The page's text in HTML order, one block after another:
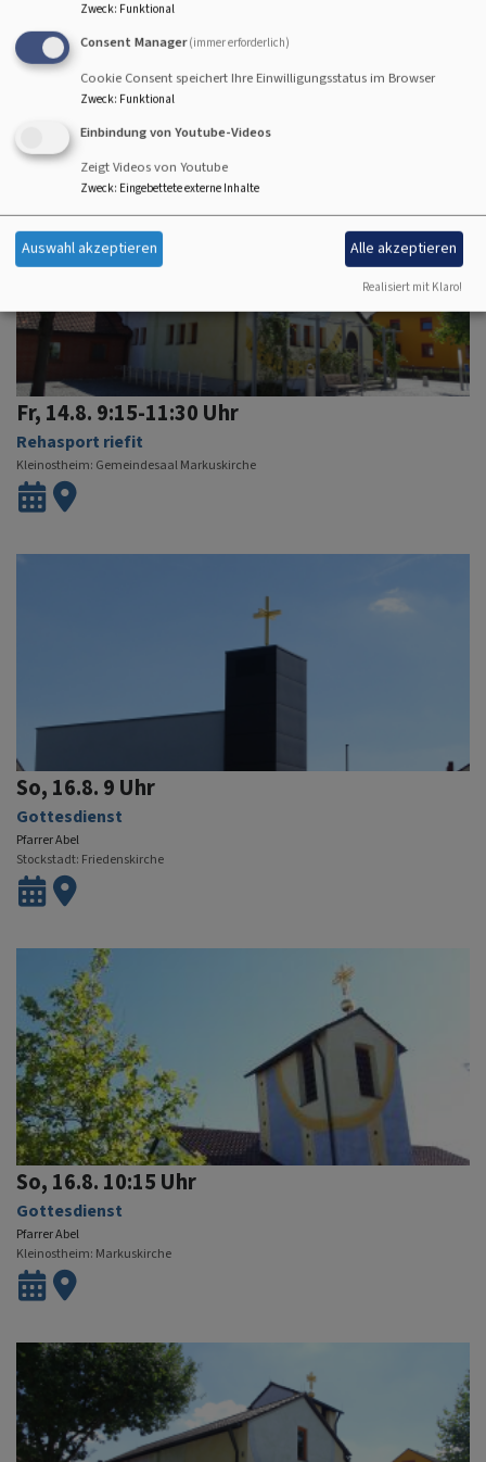
Do, 13.8. 19:30-21:30 Uhr
Treffen der Anonymen Alkoholiker
Mainaschaff Gemeindezentrum - kleiner Saal
Fr, 14.8. 9:15-11:30 Uhr
Rehasport riefit
Kleinostheim Gemeindesaal Markuskirche
So, 16.8. 9 Uhr
Gottesdienst
Pfarrer Abel
Stockstadt Friedenskirche
So, 16.8. 10:15 Uhr
Gottesdienst
Pfarrer Abel
Kleinostheim Markuskirche
Zweck: Funktional
Consent Manager (immer erforderlich)
Cookie Consent speichert Ihre Einwilligungsstatus im Browser
Zweck: Funktional
Einbindung von Youtube-Videos
Zeigt Videos von Youtube
Zweck: Eingebettete externe Inhalte
Auswahl akzeptieren Alle akzeptieren
Realisiert mit Klaro!